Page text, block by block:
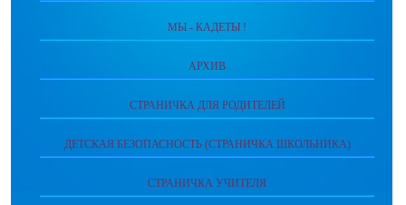
МЫ - КАДЕТЫ !
АРХИВ
СТРАНИЧКА ДЛЯ РОДИТЕЛЕЙ
ДЕТСКАЯ БЕЗОПАСНОСТЬ (СТРАНИЧКА ШКОЛЬНИКА)
СТРАНИЧКА УЧИТЕЛЯ